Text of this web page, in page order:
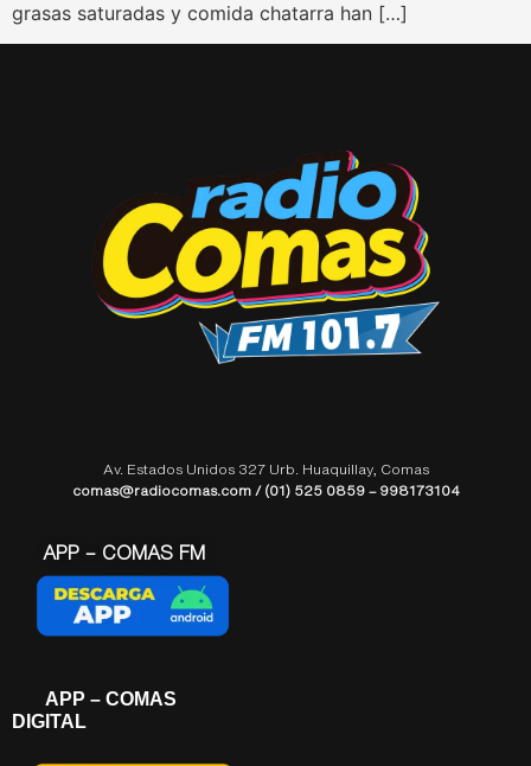
grasas saturadas y comida chatarra han […]
Av. Estados Unidos 327 Urb. Huaquillay, Comas
comas@radiocomas.com / (01) 525 0859 – 998173104
APP – COMAS FM
APP – COMAS
DIGITAL